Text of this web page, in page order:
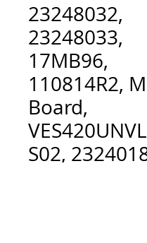
23248032,
23248033,
17MB96,
110814R2,
Board,
S02,